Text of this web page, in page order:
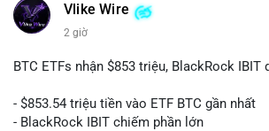
Vlike Wire
2 giờ
BTC ETFs nhận $853 triệu, BlackRock IBIT
- $853.54 triệu tiền vào ETF BTC gần nhất
- BlackRock IBIT chiếm phần lớn